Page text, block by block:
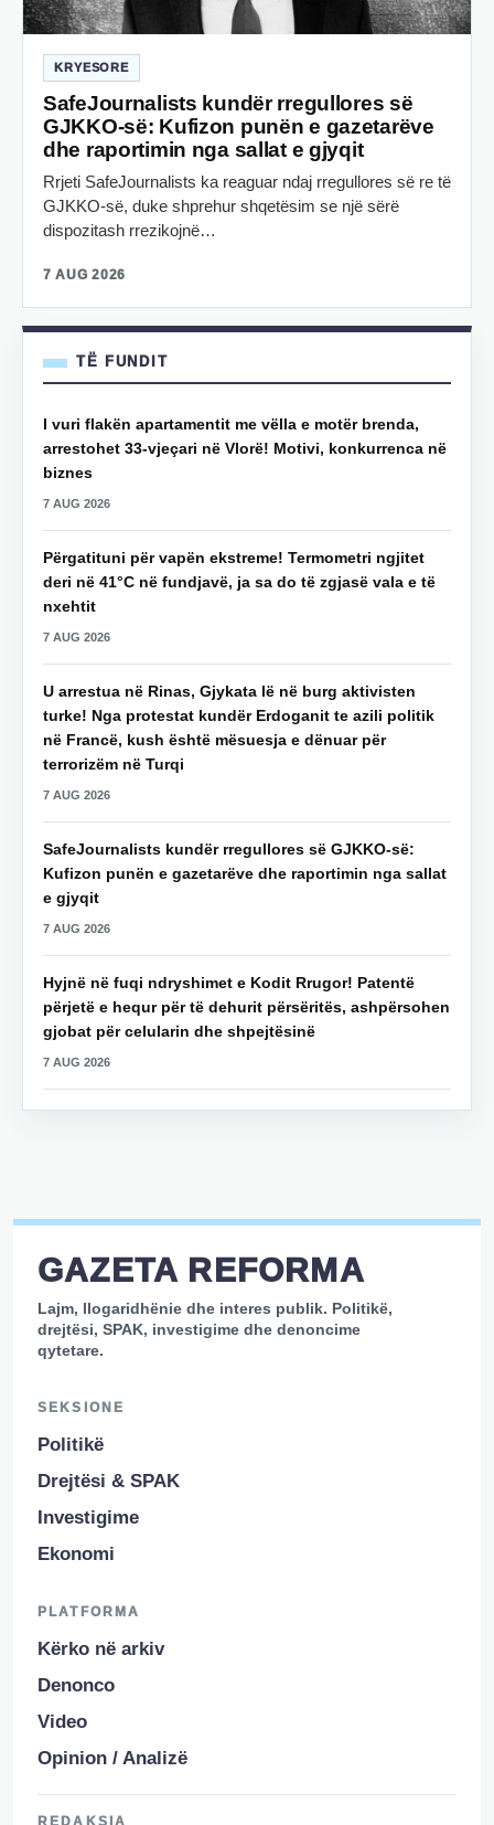
KRYESORE
SafeJournalists kundër rregullores së
GJKKO-së: Kufizon punën e gazetarëve
dhe raportimin nga sallat e gjyqit
Rrjeti SafeJournalists ka reaguar ndaj rregullores së re të
GJKKO-së, duke shprehur shqetësim se një sërë
dispozitash rrezikojnë…
7 AUG 2026
TË FUNDIT
I vuri flakën apartamentit me vëlla e motër brenda,
arrestohet 33-vjeçari në Vlorë! Motivi, konkurrenca në
biznes
7 AUG 2026
Përgatituni për vapën ekstreme! Termometri ngjitet
deri në 41°C në fundjavë, ja sa do të zgjasë vala e të
nxehtit
7 AUG 2026
U arrestua në Rinas, Gjykata lë në burg aktivisten
turke! Nga protestat kundër Erdoganit te azili politik
në Francë, kush është mësuesja e dënuar për
terrorizëm në Turqi
7 AUG 2026
SafeJournalists kundër rregullores së GJKKO-së:
Kufizon punën e gazetarëve dhe raportimin nga sallat
e gjyqit
7 AUG 2026
Hyjnë në fuqi ndryshimet e Kodit Rrugor! Patentë
përjetë e hequr për të dehurit përsëritës, ashpërsohen
gjobat për celularin dhe shpejtësinë
7 AUG 2026
GAZETA REFORMA
Lajm, llogaridhënie dhe interes publik. Politikë,
drejtësi, SPAK, investigime dhe denoncime
qytetare.
SEKSIONE
Politikë
Drejtësi & SPAK
Investigime
Ekonomi
PLATFORMA
Kërko në arkiv
Denonco
Video
Opinion / Analizë
REDAKSIA